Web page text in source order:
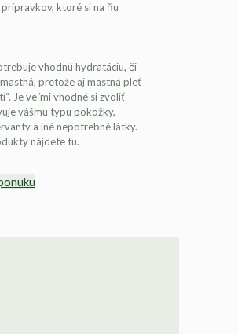
ktoré si na ňu
vhodnú hydratáciu, či
pretože aj mastná pleť
Je veľmi vhodné si zvoliť
vášmu typu pokožky,
a iné nepotrebné látky.
nájdete tu.